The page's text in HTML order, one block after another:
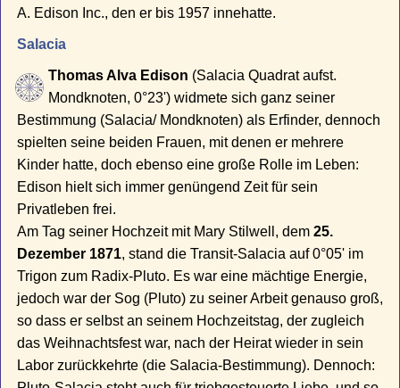
A. Edison Inc., den er bis 1957 innehatte.
Salacia
Thomas Alva Edison (Salacia Quadrat aufst.
Mondknoten, 0°23') widmete sich ganz seiner
Bestimmung (Salacia/ Mondknoten) als Erfinder, dennoch
spielten seine beiden Frauen, mit denen er mehrere
Kinder hatte, doch ebenso eine große Rolle im Leben:
Edison hielt sich immer genüngend Zeit für sein
Privatleben frei.
Am Tag seiner Hochzeit mit Mary Stilwell, dem25.
Dezember 1871, stand die Transit-Salacia auf 0°05' im
Trigon zum Radix-Pluto. Es war eine mächtige Energie,
jedoch war der Sog (Pluto) zu seiner Arbeit genauso groß,
so dass er selbst an seinem Hochzeitstag, der zugleich
das Weihnachtsfest war, nach der Heirat wieder in sein
Labor zurückkehrte (die Salacia-Bestimmung). Dennoch: